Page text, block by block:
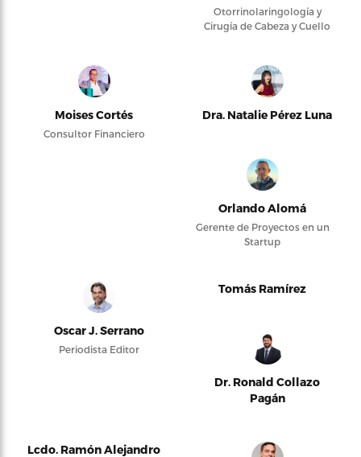
Otorrinolaringología y
Cirugía de Cabeza y Cuello
Moises Cortés
Consultor Financiero
Dra. Natalie Pérez Luna
Orlando Alomá
Gerente de Proyectos en un
Startup
Oscar J. Serrano
Periodista Editor
Tomás Ramírez
Dr. Ronald Collazo
Pagán
Lcdo. Ramón Alejandro